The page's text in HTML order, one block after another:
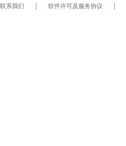
联系我们 | 软件许可及服务协议 |